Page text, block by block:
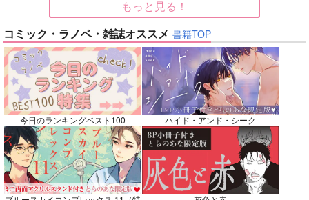
No.7
名も無きシャイニーア
ワー
No.8
Beginning！
魚イチ場
No.9
Elements
韋譜律斗
もっと見る！
コミック・ラノベ・雑誌オススメ 書籍TOP
今日のランキングベスト100 ハイド・アンド・シーク